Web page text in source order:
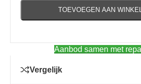
TOEVOEGEN AAN
Aanbod samen met
Vergelijk